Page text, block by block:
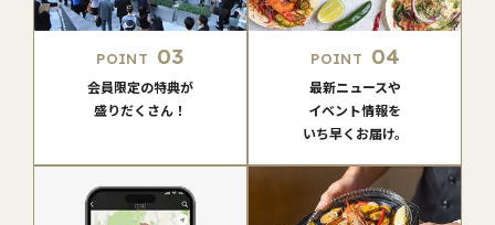
POINT 03
会員限定の特典が
盛りだくさん！
POINT 04
最新ニュースや
イベント情報を
いち早くお届け。